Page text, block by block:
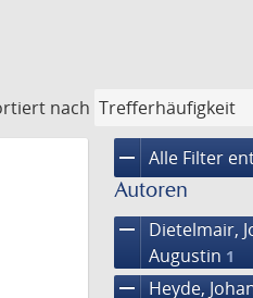
nach
remove Alle Filter
Autoren
remove
Dietelmair,
Augustin 1
remove Heyde,